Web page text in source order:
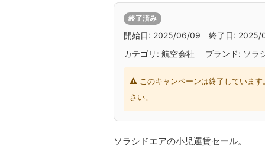
終了済み
開始日: 2025/06/09 終了日: 2025/
カテゴリ: 航空会社 ブランド: ソラ
⚠ このキャンペーンは終了していま
さい。
ソラシドエアの小児運賃セール。